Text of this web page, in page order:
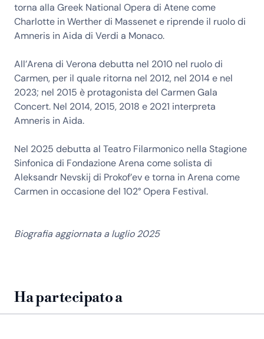
torna alla Greek National Opera di Atene come
Charlotte in Werther di Massenet e riprende il ruolo di
Amneris in Aida di Verdi a Monaco.
All’Arena di Verona debutta nel 2010 nel ruolo di
Carmen, per il quale ritorna nel 2012, nel 2014 e nel
2023; nel 2015 è protagonista del Carmen Gala
Concert. Nel 2014, 2015, 2018 e 2021 interpreta
Amneris in Aida.
Nel 2025 debutta al Teatro Filarmonico nella Stagione
Sinfonica di Fondazione Arena come solista di
Aleksandr Nevskij di Prokof’ev e torna in Arena come
Carmen in occasione del 102° Opera Festival.
Biografia aggiornata a luglio 2025
Ha partecipato a